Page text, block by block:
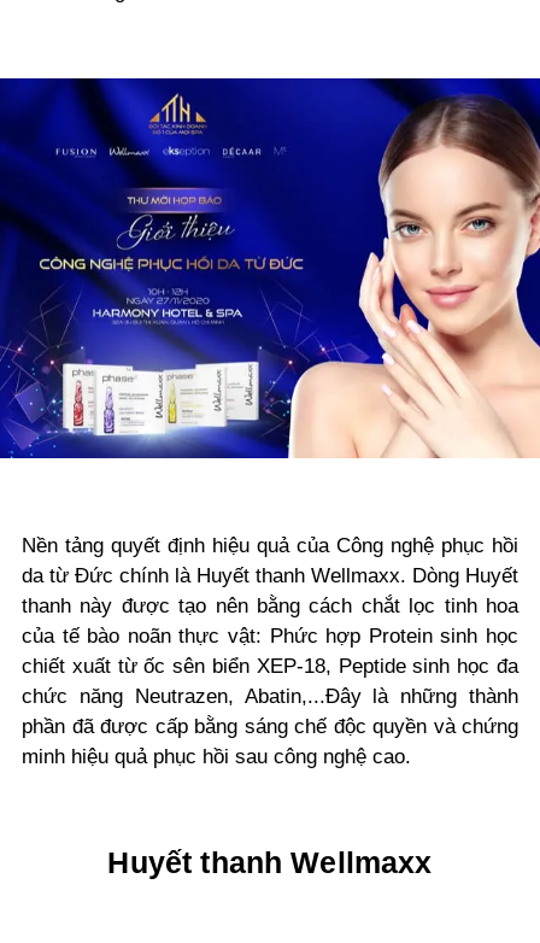
Nền tảng quyết định hiệu quả của Công nghệ phục hồi
da từ Đức chính là Huyết thanh Wellmaxx. Dòng Huyết
thanh này được tạo nên bằng cách chắt lọc tinh hoa
của tế bào noãn thực vật: Phức hợp Protein sinh học
chiết xuất từ ốc sên biển XEP-18, Peptide sinh học đa
chức năng Neutrazen, Abatin,...Đây là những thành
phần đã được cấp bằng sáng chế độc quyền và chứng
minh hiệu quả phục hồi sau công nghệ cao.
Huyết thanh Wellmaxx